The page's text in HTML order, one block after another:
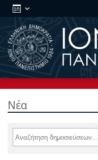
Νέα